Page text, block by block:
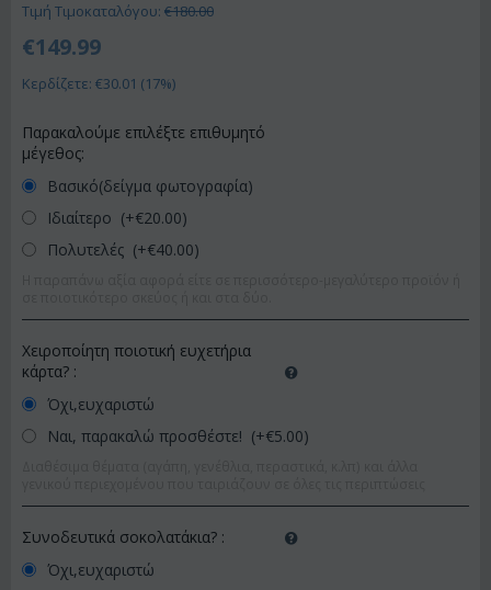
Τιμή Τιμοκαταλόγου: €180.00
€149.99
Κερδίζετε: €30.01 (17%)
Παρακαλούμε επιλέξτε επιθυμητό
μέγεθος:
Βασικό(δείγμα φωτογραφία)
Ιδιαίτερο (+€20.00)
Πολυτελές (+€40.00)
Χειροποίητη ποιοτική ευχετήρια
κάρτα? :
Όχι,ευχαριστώ
Ναι, παρακαλώ προσθέστε! (+€5.00)
Συνοδευτικά σοκολατάκια? :
Όχι,ευχαριστώ